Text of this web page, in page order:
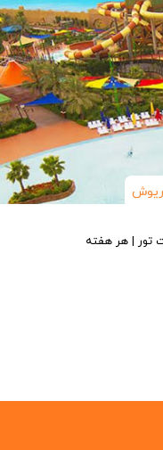
تور | هر هفته